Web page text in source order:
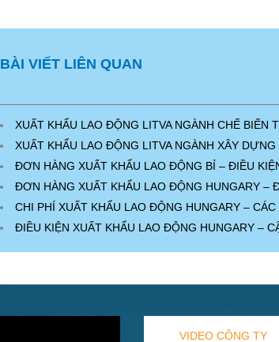
BÀI VIẾT LIÊN QUAN
XUẤT KHẨU LAO ĐỘNG LITVA NGÀNH CHẾ
XUẤT KHẨU LAO ĐỘNG LITVA NGÀNH XÂY
ĐƠN HÀNG XUẤT KHẨU LAO ĐỘNG BỈ – ĐIỀU
ĐƠN HÀNG XUẤT KHẨU LAO ĐỘNG HUNGARY –
CHI PHÍ XUẤT KHẨU LAO ĐỘNG HUNGARY –
ĐIỀU KIỆN XUẤT KHẨU LAO ĐỘNG HUNGARY –
VIDEO CÔNG TY